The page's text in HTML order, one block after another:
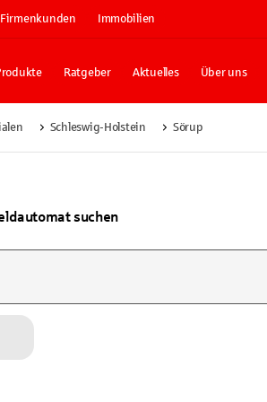
Firmenkunden Immobilien
Ratgeber Aktuelles Über uns
Schleswig-Holstein Sörup
suchen